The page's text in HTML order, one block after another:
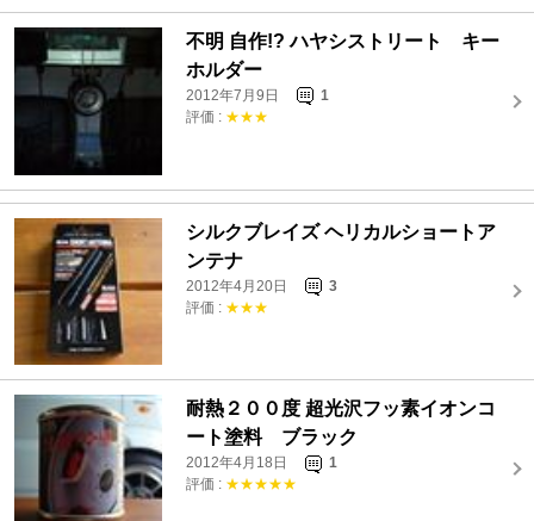
不明 自作!? ハヤシストリート キー
ホルダー
2012年7月9日
1
評価 : ★★★
シルクブレイズ ヘリカルショートア
ンテナ
2012年4月20日
3
評価 : ★★★
耐熱２００度 超光沢フッ素イオンコ
ート塗料 ブラック
2012年4月18日
1
評価 : ★★★★★